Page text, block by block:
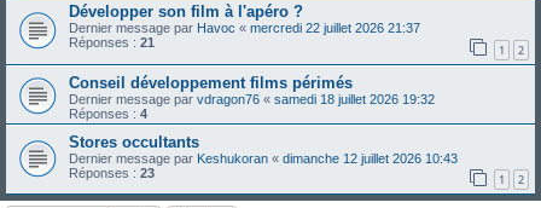
Développer son film à l'apéro ?
Dernier message par Havoc « mercredi 22 juillet 2026 21:37
Réponses : 21 1 2
Conseil développement films périmés
Dernier message par vdragon76 « samedi 18 juillet 2026 19:32
Réponses : 4
Stores occultants
Dernier message par Keshukoran « dimanche 12 juillet 2026 10:43
Réponses : 23 1 2